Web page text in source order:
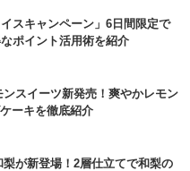
スキャンペーン」6日間限定で
ポイント活用術を紹介
スイーツ新発売！爽やかレモン
ーキを徹底紹介
が新登場！2層仕立てで和梨の